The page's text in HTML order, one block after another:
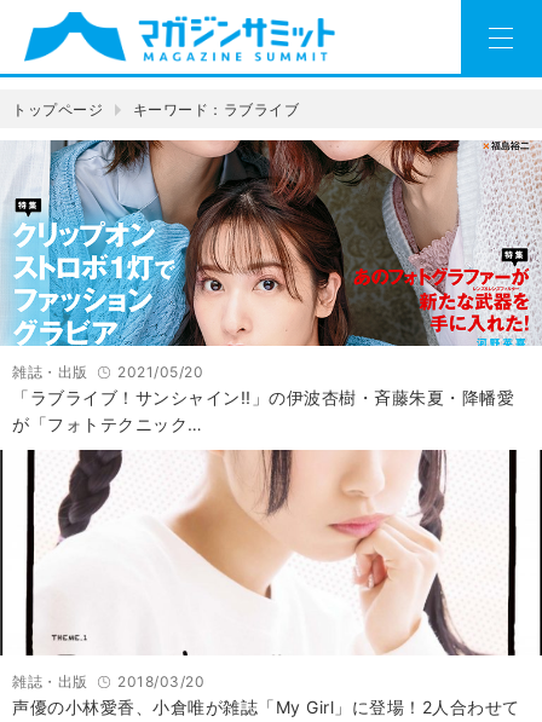
トップページ キーワード：ラブライブ
雑誌・出版 2021/05/20
「ラブライブ！サンシャイン!!」の伊波杏樹・斉藤朱夏・降幡愛
が「フォトテクニック…
雑誌・出版 2018/03/20
声優の小林愛香、小倉唯が雑誌「My Girl」に登場！2人合わせて